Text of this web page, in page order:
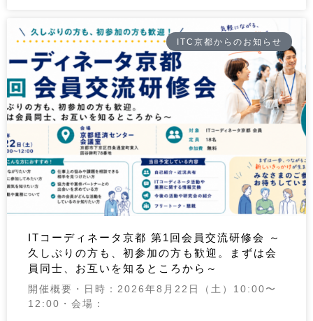
ITC京都からのお知らせ
ITコーディネータ京都 第1回会員交流研修会 ～
久しぶりの方も、初参加の方も歓迎。まずは会
員同士、お互いを知るところから～
開催概要・日時：2026年8月22日（土）10:00〜
12:00・会場：